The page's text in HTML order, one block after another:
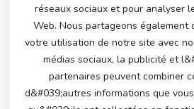
€208,95
réseaux sociaux et pour analyser
Web. Nous partageons également
votre utilisation de notre site avec
médias sociaux, la publicité et
partenaires peuvent combiner
d&#039;autres informations que